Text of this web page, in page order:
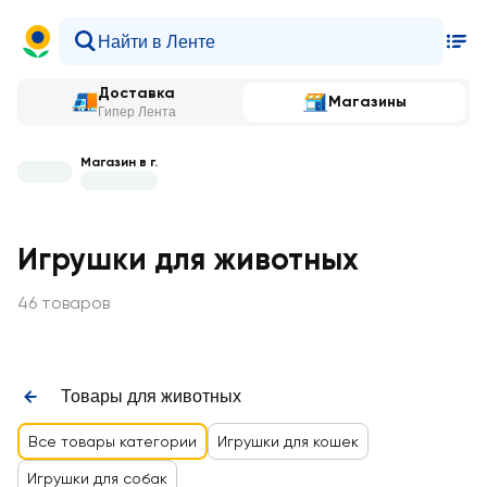
Доставка
Гипер Лента
Магазины
Магазин в г.
Игрушки для животных
46 товаров
Товары для животных
Все товары категории Игрушки для кошек
Игрушки для собак